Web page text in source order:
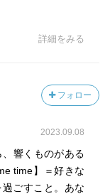
詳細をみる
フォロー
2023.09.08
響くものがある
time】＝好きな
ごすこと。あな